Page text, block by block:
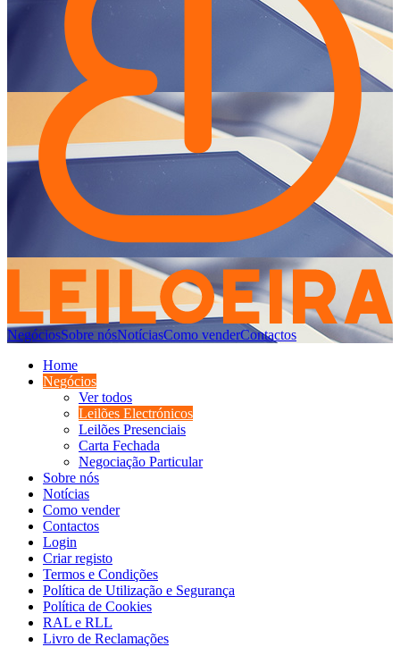
NegóciosSobre nósNotíciasComo venderContactos
Home
Negócios
Ver todos
Leilões Electrónicos
Leilões Presenciais
Carta Fechada
Negociação Particular
Sobre nós
Notícias
Como vender
Contactos
Login
Criar registo
Termos e Condições
Política de Utilização e Segurança
Política de Cookies
RAL e RLL
Livro de Reclamações